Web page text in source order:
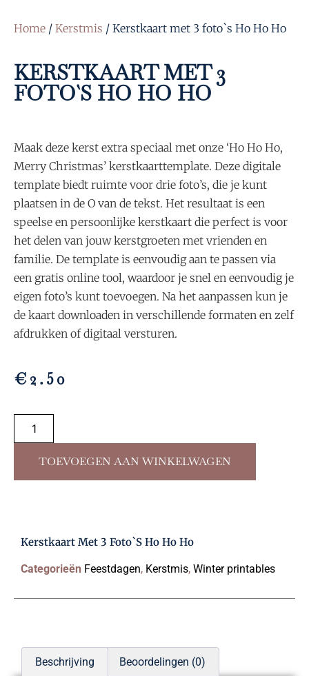
Home / Kerstmis / Kerstkaart met 3 foto`s Ho Ho Ho
KERSTKAART MET 3
FOTO`S HO HO HO
Maak deze kerst extra speciaal met onze ‘Ho Ho Ho,
Merry Christmas’ kerstkaarttemplate. Deze digitale
template biedt ruimte voor drie foto’s, die je kunt
plaatsen in de O van de tekst. Het resultaat is een
speelse en persoonlijke kerstkaart die perfect is voor
het delen van jouw kerstgroeten met vrienden en
familie. De template is eenvoudig aan te passen via
een gratis online tool, waardoor je snel en eenvoudig je
eigen foto’s kunt toevoegen. Na het aanpassen kun je
de kaart downloaden in verschillende formaten en zelf
afdrukken of digitaal versturen.
€ 2.50
TOEVOEGEN AAN WINKELWAGEN
Kerstkaart Met 3 Foto`s Ho Ho Ho
Categorieën Feestdagen, Kerstmis, Winter printables
Beschrijving Beoordelingen (0)